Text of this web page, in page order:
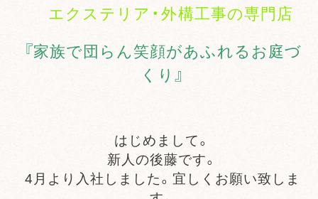
エクステリア・外構工事の専門店
『家族で団らん笑顔があふれるお庭づ
くり』
はじめまして。
新人の後藤です。
4月より入社しました。宜しくお願い致しま